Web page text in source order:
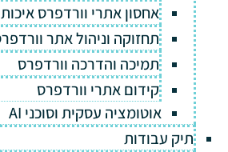
אחסון אתרי וורדפרס איכותי
תחזוקה וניהול אתר וורדפרס
תמיכה והדרכה וורדפרס
קידום אתרי וורדפרס
אוטומציה עסקית וסוכני AI
תיק עבודות